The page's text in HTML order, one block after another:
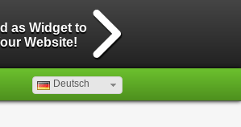
as Widget to
Website!
Deutsch